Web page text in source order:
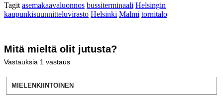
Tagit asemakaavaluonnos bussiterminaali Helsingin
kaupunkisuunnitteluvirasto Helsinki Malmi tornitalo
Mitä mieltä olit jutusta?
Vastauksia 1 vastaus
MIELENKIINTOINEN